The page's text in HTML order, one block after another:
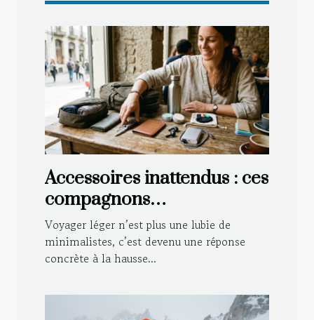
Accessoires inattendus : ces
compagnons
indispensables pour
voyager léger
Voyager léger n’est plus une lubie de
minimalistes, c’est devenu une réponse
concrète à la hausse...